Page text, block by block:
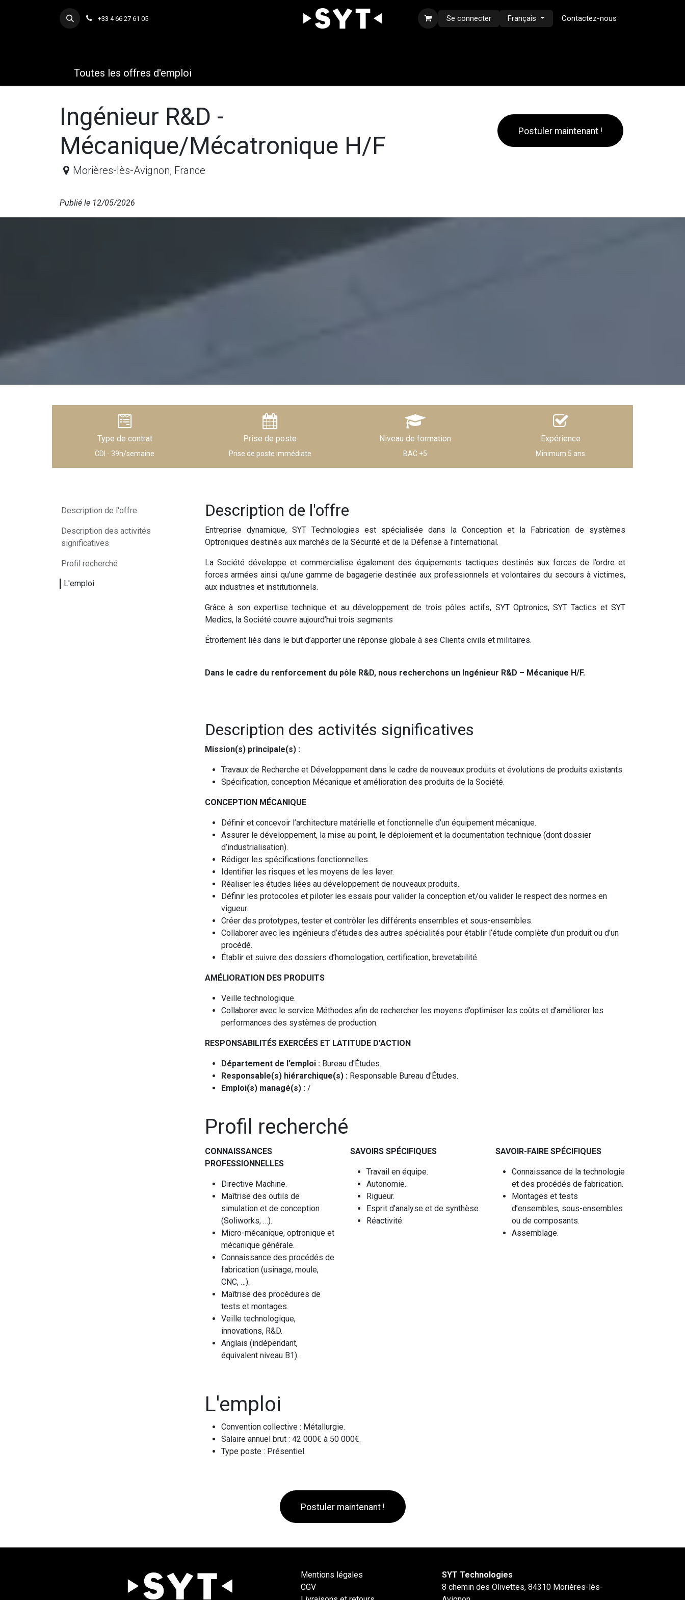
+33 4 66 27 61 05 Se connecter Français Contactez-nous
Toutes les offres d'emploi
Ingénieur R&D -
Mécanique/Mécatronique H/F
Morières-lès-Avignon, France
Postuler maintenant !​
Publié le 12/05/2026
Type de contrat
CDI - 39h/semaine
Prise de poste
Prise de poste immédiate
Niveau de formation
BAC +5
Expérience
Minimum 5 ans
Description de l'offre
Description des activités
significatives
Profil recherché
L'emploi
Description de l'offre
Entreprise dynamique, SYT Technologies est spécialisée dans la Conception et la Fabrication de systèmes
Optroniques destinés aux marchés de la Sécurité et de la Défense à l’international.
La Société développe et commercialise également des équipements tactiques destinés aux forces de l’ordre et
forces armées ainsi qu’une gamme de bagagerie destinée aux professionnels et volontaires du secours à victimes,
aux industries et institutionnels.
Grâce à son expertise technique et au développement de trois pôles actifs, SYT Optronics, SYT Tactics et SYT
Medics, la Société couvre aujourd’hui trois segments
Étroitement liés dans le but d’apporter une réponse globale à ses Clients civils et militaires.
Dans le cadre du renforcement du pôle R&D, nous recherchons un Ingénieur R&D – Mécanique H/F.
Description des activités significatives
Mission(s) principale(s) :
Travaux de Recherche et Développement dans le cadre de nouveaux produits et évolutions de produits existants.
Spécification, conception Mécanique et amélioration des produits de la Société.
CONCEPTION MÉCANIQUE
Définir et concevoir l’architecture matérielle et fonctionnelle d’un équipement mécanique.
Assurer le développement, la mise au point, le déploiement et la documentation technique (dont dossier
d’industrialisation).
Rédiger les spécifications fonctionnelles.
Identifier les risques et les moyens de les lever.
Réaliser les études liées au développement de nouveaux produits.
Définir les protocoles et piloter les essais pour valider la conception et/ou valider le respect des normes en
vigueur.
Créer des prototypes, tester et contrôler les différents ensembles et sous-ensembles.
Collaborer avec les ingénieurs d’études des autres spécialités pour établir l’étude complète d’un produit ou d’un
procédé.
Établir et suivre des dossiers d’homologation, certification, brevetabilité.
AMÉLIORATION DES PRODUITS
Veille technologique.
Collaborer avec le service Méthodes afin de rechercher les moyens d’optimiser les coûts et d’améliorer les
performances des systèmes de production.
RESPONSABILITÉS EXERCÉES ET LATITUDE D'ACTION
Département de l’emploi : Bureau d'Études.
Responsable(s) hiérarchique(s) : Responsable Bureau d'Études.
Emploi(s) managé(s) : /
Profil recherché
CONNAISSANCES
PROFESSIONNELLES
Directive Machine.
Maîtrise des outils de
simulation et de conception
(Soliworks, …).
Micro-mécanique, optronique et
mécanique générale.
Connaissance des procédés de
fabrication (usinage, moule,
CNC, …).
Maîtrise des procédures de
tests et montages.
Veille technologique,
innovations, R&D.
Anglais (indépendant,
équivalent niveau B1).
SAVOIRS SPÉCIFIQUES
Travail en équipe.
Autonomie.
Rigueur.
Esprit d’analyse et de synthèse.
Réactivité.
SAVOIR-FAIRE SPÉCIFIQUES
Connaissance de la technologie
et des procédés de fabrication.
Montages et tests
d’ensembles, sous-ensembles
ou de composants.
Assemblage.
L'emploi
Convention collective : Métallurgie.
Salaire annuel brut : 42 000€ à 50 000€.
Type poste : Présentiel.
Postuler maintenant !
SYT Technologies
8 chemin des Olivettes, 84310 Morières-lès-
Mentions légales
CGV